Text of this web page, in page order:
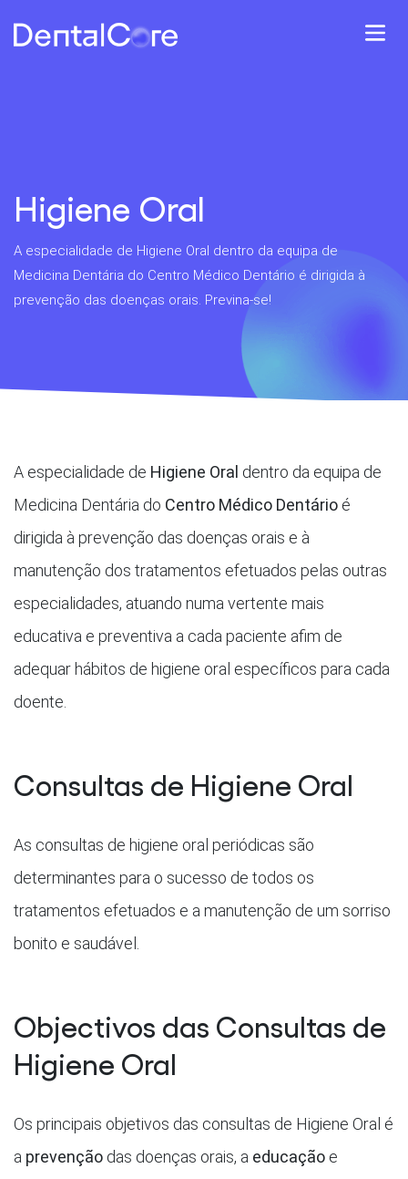
Higiene Oral
A especialidade de Higiene Oral dentro da equipa de
Medicina Dentária do Centro Médico Dentário é dirigida à
prevenção das doenças orais. Previna-se!
A especialidade de Higiene Oral dentro da equipa de
Medicina Dentária do Centro Médico Dentário é
dirigida à prevenção das doenças orais e à
manutenção dos tratamentos efetuados pelas outras
especialidades, atuando numa vertente mais
educativa e preventiva a cada paciente afim de
adequar hábitos de higiene oral específicos para cada
doente.
Consultas de Higiene Oral
As consultas de higiene oral periódicas são
determinantes para o sucesso de todos os
tratamentos efetuados e a manutenção de um sorriso
bonito e saudável.
Objectivos das Consultas de
Higiene Oral
Os principais objetivos das consultas de Higiene Oral é
a prevenção das doenças orais, a educação e